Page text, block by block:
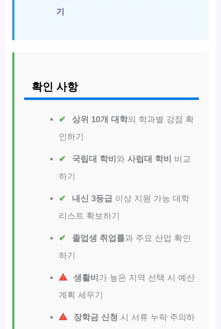
기
확인 사항
상위 10개 대학의 학과별 강점 확
인하기
국립대 학비 와 사립대 학비
비교
하기
내신 3등급이상 지원 가능 대학
리스트 확보하기
졸업생 취업률과 주요 산업 확인
하기
생활비 가 높은 지역 선택 시 예산
계획 세우기
장학금 신청 시 서류 누락 주의하